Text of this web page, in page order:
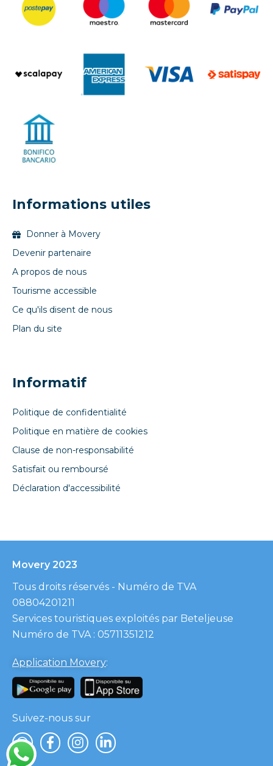
Informations utiles
Donner à Movery
Devenir partenaire
A propos de nous
Tourisme accessible
Ce qu'ils disent de nous
Plan du site
Informatif
Politique de confidentialité
Politique en matière de cookies
Clause de non-responsabilité
Satisfait ou remboursé
Déclaration d'accessibilité
Movery 2023
Tous droits réservés - Numéro de TVA
08804201211
Services touristiques exploités par Beteljeuse
Numéro de TVA : 05711351212
Application Movery:
Suivez-nous sur